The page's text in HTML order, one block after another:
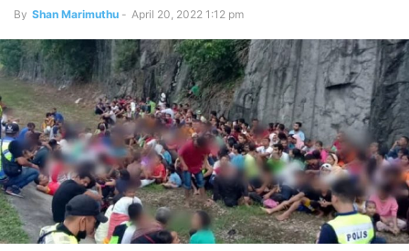
By Shan Marimuthu - April 20, 2022 1:12 pm